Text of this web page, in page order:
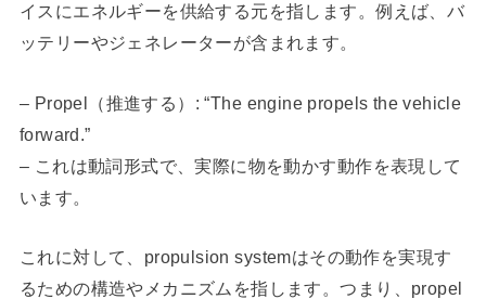
イスにエネルギーを供給する元を指します。例えば、バ
ッテリーやジェネレーターが含まれます。
– Propel（推進する）: “The engine propels the vehicle
forward.”
– これは動詞形式で、実際に物を動かす動作を表現して
います。
これに対して、propulsion systemはその動作を実現す
るための構造やメカニズムを指します。つまり、propel